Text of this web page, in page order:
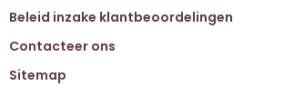
Beleid inzake klantbeoordelingen
Contacteer ons
Sitemap